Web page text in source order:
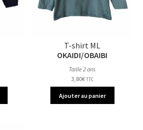
T-shirt ML
OKAIDI/OBAIBI
Taille 2 ans
3,80€ TTC
Ajouter au panier